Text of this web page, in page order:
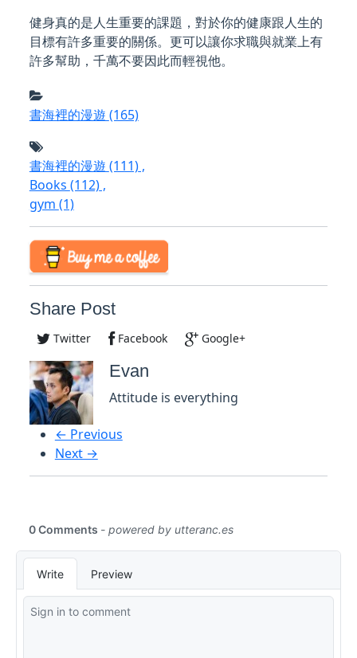
健身真的是人生重要的課題，對於你的健康跟人生的
目標有許多重要的關係。更可以讓你求職與就業上有
許多幫助，千萬不要因此而輕視他。
書海裡的漫遊 (165)
書海裡的漫遊 (111),
Books (112),
gym (1)
Share Post
Twitter Facebook Google+
Evan
Attitude is everything
← Previous
Next →